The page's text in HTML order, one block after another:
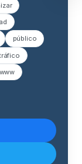
público
www